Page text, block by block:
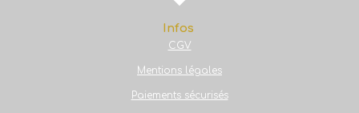
Infos
CGV
Mentions légales
Paiements sécurisés